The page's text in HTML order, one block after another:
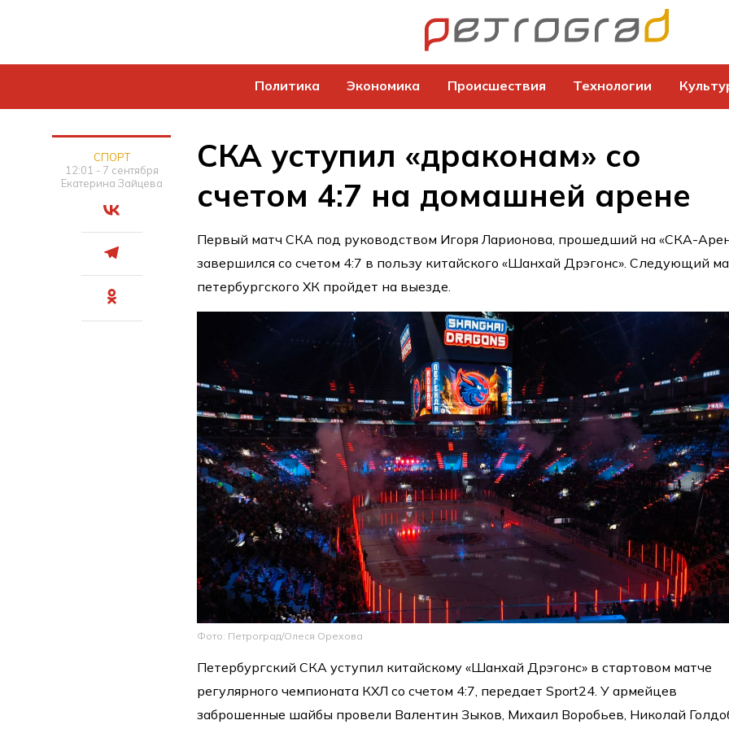
Политика Экономика Происшествия Технологии
СПОРТ
12:01 - 7 сентября
Екатерина Зайцева
СКА уступил «драконам» со
счетом 4:7 на домашней арене
Первый матч СКА под руководством Игоря Ларионова, прошедший на «СКА-
завершился со счетом 4:7 в пользу китайского «Шанхай Дрэгонс». Следующий
петербургского ХК пройдет на выезде.
Фото: Петроград/Олеся Орехова
Петербургский СКА уступил китайскому «Шанхай Дрэгонс» в стартовом матче
регулярного чемпионата КХЛ со счетом 4:7, передает Sport24. У армейцев
заброшенные шайбы провели Валентин Зыков, Михаил Воробьев, Николай